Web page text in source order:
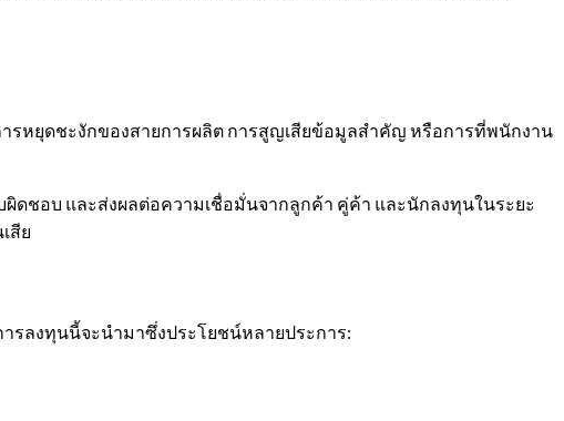
รหยุดชะงักของสายการผลิต การสูญเสียข้อมูลสำคัญ หรือการที่พนักงาน
ชอบ และส่งผลต่อความเชื่อมั่นจากลูกค้า คู่ค้า และนักลงทุนในระยะ
สีย
รลงทุนนี้จะนำมาซึ่งประโยชน์หลายประการ: